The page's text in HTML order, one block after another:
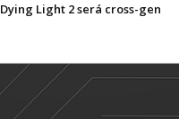
Dying Light 2 será cross-gen